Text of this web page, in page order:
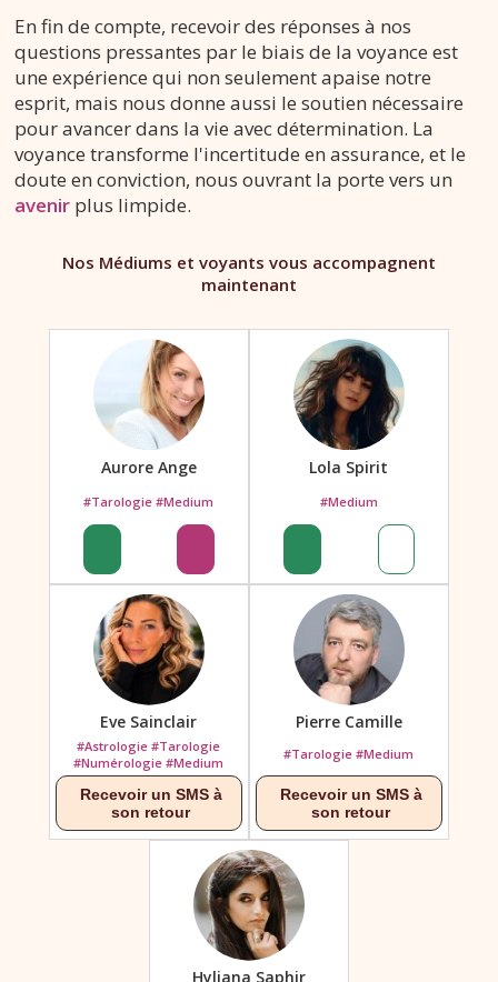
En fin de compte, recevoir des réponses à nos
questions pressantes par le biais de la voyance est
une expérience qui non seulement apaise notre
esprit, mais nous donne aussi le soutien nécessaire
pour avancer dans la vie avec détermination. La
voyance transforme l'incertitude en assurance, et le
doute en conviction, nous ouvrant la porte vers un
avenir plus limpide.
Nos Médiums et voyants vous accompagnent
maintenant
Aurore Ange
#Tarologie #Medium
Lola Spirit
#Medium
Eve Sainclair
#Astrologie #Tarologie
#Numérologie #Medium
Pierre Camille
#Tarologie #Medium
Hyliana Saphir